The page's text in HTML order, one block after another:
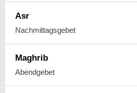
Asr
Nachmittagsgebet
Maghrib
Abendgebet